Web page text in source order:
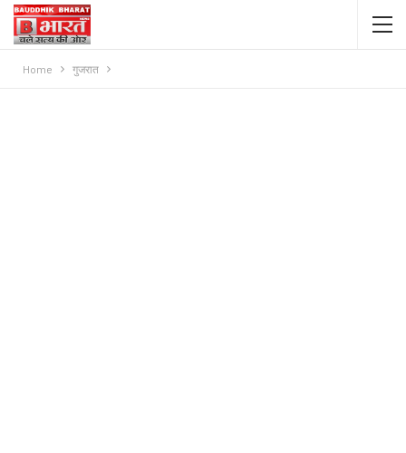
Home गुजरात